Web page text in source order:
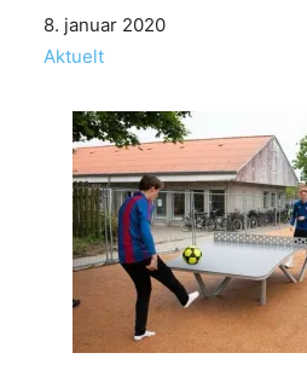
Date
8. januar 2020
In relation to
Aktuelt